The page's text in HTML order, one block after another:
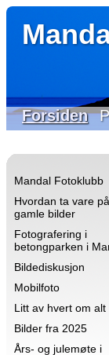
Forsiden
Mandal Fotoklubb
Hvordan ta vare på
gamle bilder
Fotografering i
betongparken i
Bildediskusjon
Mobilfoto
Litt av hvert om alt
Bilder fra 2025
Års- og julemøte i